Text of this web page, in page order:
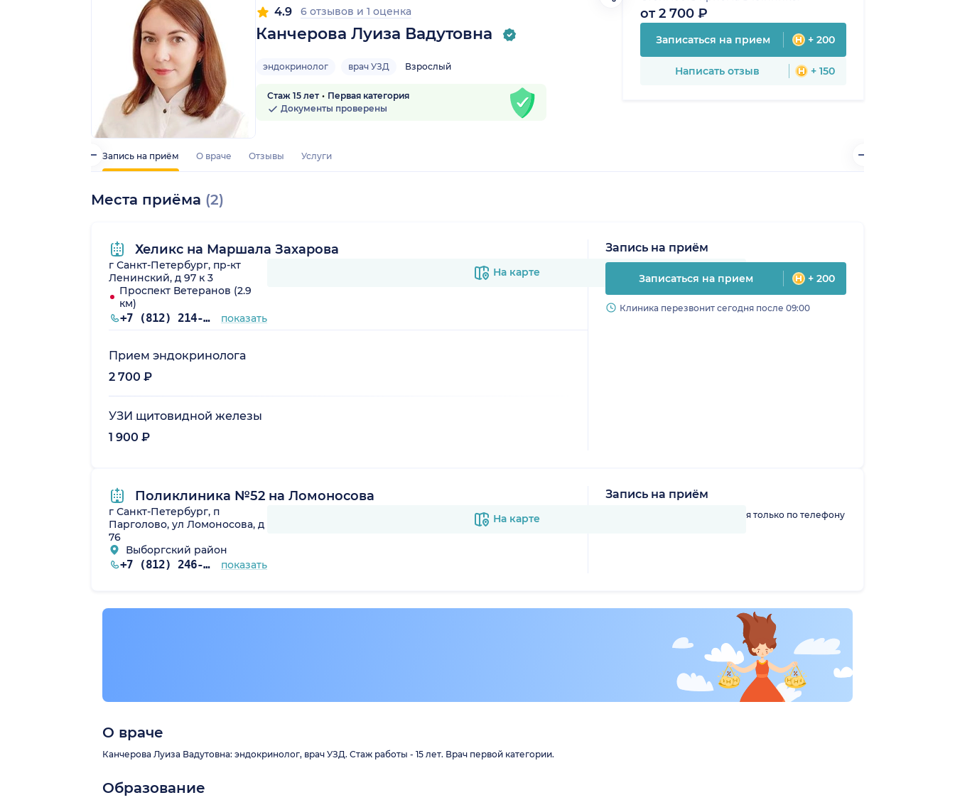
Канчерова Луиза Вадутовна
4.9 6 отзывов и 1 оценка
эндокринолог врач УЗД Взрослый
Стаж 15 лет
Первая категория
Документы проверены
от 2 700 ₽
Записаться на прием + 200
Написать отзыв + 150
Запись на приём О враче Отзывы Услуги
Места приёма (2)
Хеликс на Маршала Захарова
г Санкт-Петербург, пр-кт
Ленинский, д 97 к 3
Проспект Ветеранов (2.9
км)
+7 (812) 214-46-42 показать
На карте
Прием эндокринолога
2 700 ₽
УЗИ щитовидной железы
1 900 ₽
Запись на приём
Записаться на прием + 200
Клиника перезвонит сегодня после 09:00
Поликлиника №52 на Ломоносова
г Санкт-Петербург, п
Парголово, ул Ломоносова, д
76
Выборгский район
+7 (812) 246-73-08 показать
На карте
Запись на приём
В клинику можно записаться только по телефону
О враче
Канчерова Луиза Вадутовна: эндокринолог, врач УЗД. Стаж работы - 15 лет. Врач первой категории.
Образование